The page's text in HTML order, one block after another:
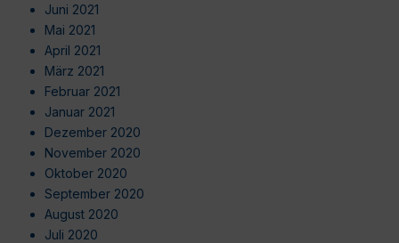
Juni 2021
Mai 2021
April 2021
März 2021
Februar 2021
Januar 2021
Dezember 2020
November 2020
Oktober 2020
September 2020
August 2020
Juli 2020